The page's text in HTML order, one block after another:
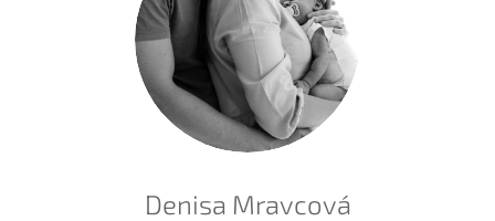
Denisa Mravcová